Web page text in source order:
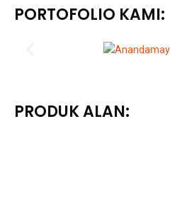
PORTOFOLIO KAMI:
PRODUK ALAN: